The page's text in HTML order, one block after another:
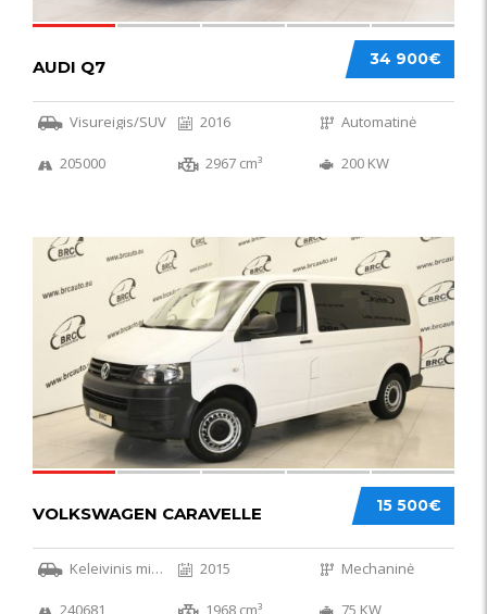
34 900€
AUDI Q7
Visureigis/SUV 2016 Automatinė
205000 2967 cm³ 200 KW
36
15 500€
VOLKSWAGEN CARAVELLE
Keleivinis mikroautobusas 2015 Mechaninė
240681 1968 cm³ 75 KW